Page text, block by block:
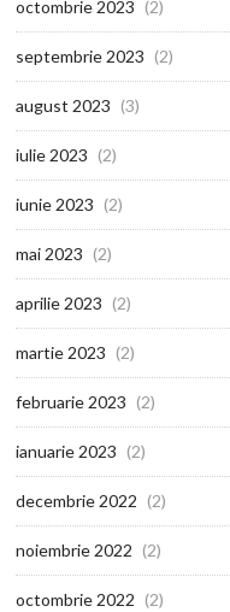
octombrie 2023 (2)
septembrie 2023 (2)
august 2023 (3)
iulie 2023 (2)
iunie 2023 (2)
mai 2023 (2)
aprilie 2023 (2)
martie 2023 (2)
februarie 2023 (2)
ianuarie 2023 (2)
decembrie 2022 (2)
noiembrie 2022 (2)
octombrie 2022 (2)